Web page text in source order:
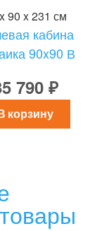
90 x 231 см
кабина
90x90 В
790 ₽
корзину